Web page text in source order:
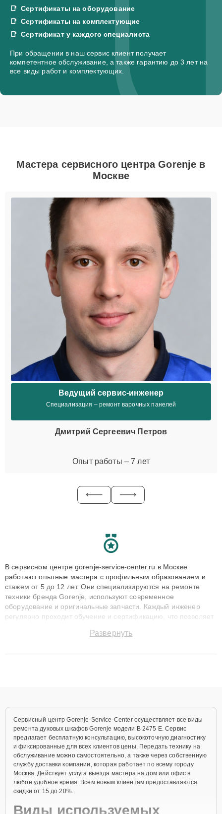
Сертификаты на оборудование
Сертификаты на комплектующие
Сертификат у каждого специалиста
При обращении в наш сервис клиент получает
компетентное обслуживание, а также гарантию до 3 лет на
все виды работ и комплектующих.
Мастера сервисного центра Gorenje в
Москве
Ведущий сервис-инженер
Специализация – ремонт варочных панелей
Дмитрий Сергеевич Петров
Опыт работы – 7 лет
В сервисном центре gorenje-service-center.ru в Москве
работают опытные мастера с профильным образованием и
стажем от 5 до 12 лет. Они специализируются на ремонте
техники бренда Gorenje, используют современное
оборудование и оригинальные запчасти. Каждый инженер
регулярно проходит обучение и сертификацию, что позволяет
технику с сохранением гарантии до 3 лет. Наши мастера
Развернуть
Сервисный центр Gorenje-Service-Center осуществляет все виды
ремонта духовых шкафов Gorenje модели B 2475 E. Сервис
предлагает бесплатную консультацию, высокоточную диагностику
и фиксированные для всех клиентов цены. Передать технику на
обслуживание можно самостоятельно, а также через собственную
службу доставки компании, которая работает по всему городу
Москва. Действует услуга выезда мастера на дом или офис в
любое удобное время. Всем новым клиентам предоставляются
скидки от 15 до 20%.
Виды используемых